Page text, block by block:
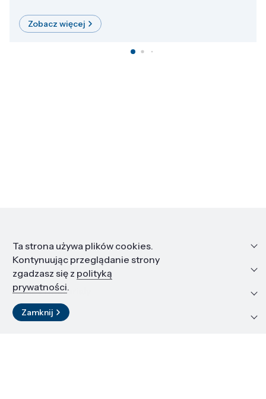
Zobacz więcej
Informacje
Edukacja i kariera
Zasoby i materiały
Kontakt
Ta strona używa plików cookies.
Kontynuując przeglądanie strony
zgadzasz się z polityką
prywatności.
Zamknij